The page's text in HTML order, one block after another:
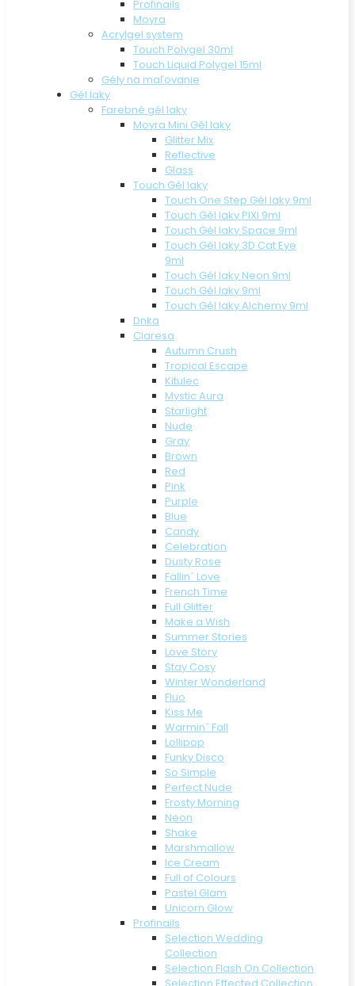
Profinails
Moyra
Acrylgel system
Touch Polygel 30ml
Touch Liquid Polygel 15ml
Gély na maľovanie
Gél laky
Farebné gél laky
Moyra Mini Gél laky
Glitter Mix
Reflective
Glass
Touch Gél laky
Touch One Step Gél laky 9ml
Touch Gél laky PIXI 9ml
Touch Gél laky Space 9ml
Touch Gél laky 3D Cat Eye
9ml
Touch Gél laky Neon 9ml
Touch Gél laky 9ml
Touch Gél laky Alchemy 9ml
Dnka
Claresa
Autumn Crush
Tropical Escape
Kitulec
Mystic Aura
Starlight
Nude
Gray
Brown
Red
Pink
Purple
Blue
Candy
Celebration
Dusty Rose
Fallin´ Love
French Time
Full Glitter
Make a Wish
Summer Stories
Love Story
Stay Cosy
Winter Wonderland
Fluo
Kiss Me
Warmin´ Fall
Lollipop
Funky Disco
So Simple
Perfect Nude
Frosty Morning
Neon
Shake
Marshmallow
Ice Cream
Full of Colours
Pastel Glam
Unicorn Glow
Profinails
Selection Wedding
Collection
Selection Flash On Collection